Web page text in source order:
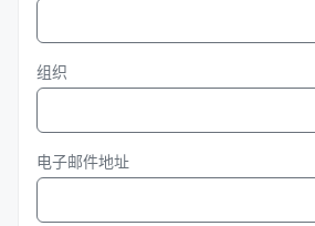
组织
电子邮件地址